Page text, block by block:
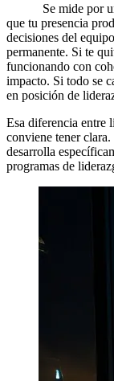
Se mide por
que tu presencia
decisiones del
permanente. Si te
funcionando con
impacto. Si todo se
en posición de
Esa diferencia entre
conviene tener
desarrolla
programas de